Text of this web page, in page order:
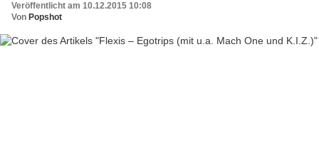
Veröffentlicht am 10.12.2015 10:08
Von Popshot